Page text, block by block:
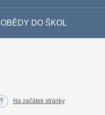
OBĚDY DO ŠKOL
Na začátek stránky